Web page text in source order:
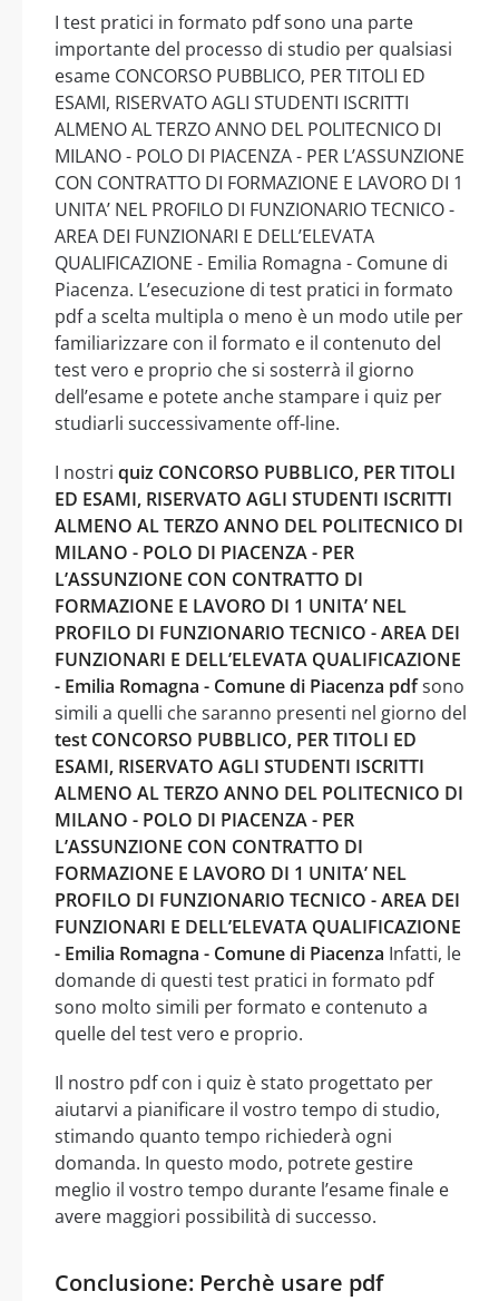
I test pratici in formato pdf sono una parte
importante del processo di studio per qualsiasi
esame CONCORSO PUBBLICO, PER TITOLI ED
ESAMI, RISERVATO AGLI STUDENTI ISCRITTI
ALMENO AL TERZO ANNO DEL POLITECNICO DI
MILANO - POLO DI PIACENZA - PER L’ASSUNZIONE
CON CONTRATTO DI FORMAZIONE E LAVORO DI 1
UNITA’ NEL PROFILO DI FUNZIONARIO TECNICO -
AREA DEI FUNZIONARI E DELL’ELEVATA
QUALIFICAZIONE - Emilia Romagna - Comune di
Piacenza. L’esecuzione di test pratici in formato
pdf a scelta multipla o meno è un modo utile per
familiarizzare con il formato e il contenuto del
test vero e proprio che si sosterrà il giorno
dell’esame e potete anche stampare i quiz per
studiarli successivamente off-line.
I nostri quiz CONCORSO PUBBLICO, PER TITOLI
ED ESAMI, RISERVATO AGLI STUDENTI ISCRITTI
ALMENO AL TERZO ANNO DEL POLITECNICO DI
MILANO - POLO DI PIACENZA - PER
L’ASSUNZIONE CON CONTRATTO DI
FORMAZIONE E LAVORO DI 1 UNITA’ NEL
PROFILO DI FUNZIONARIO TECNICO - AREA DEI
FUNZIONARI E DELL’ELEVATA QUALIFICAZIONE
- Emilia Romagna - Comune di Piacenza pdfsono
simili a quelli che saranno presenti nel giorno del
test CONCORSO PUBBLICO, PER TITOLI ED
ESAMI, RISERVATO AGLI STUDENTI ISCRITTI
ALMENO AL TERZO ANNO DEL POLITECNICO DI
MILANO - POLO DI PIACENZA - PER
L’ASSUNZIONE CON CONTRATTO DI
FORMAZIONE E LAVORO DI 1 UNITA’ NEL
PROFILO DI FUNZIONARIO TECNICO - AREA DEI
FUNZIONARI E DELL’ELEVATA QUALIFICAZIONE
- Emilia Romagna - Comune di Piacenza Infatti, le
domande di questi test pratici in formato pdf
sono molto simili per formato e contenuto a
quelle del test vero e proprio.
Il nostro pdf con i quiz è stato progettato per
aiutarvi a pianificare il vostro tempo di studio,
stimando quanto tempo richiederà ogni
domanda. In questo modo, potrete gestire
meglio il vostro tempo durante l’esame finale e
avere maggiori possibilità di successo.
Conclusione: Perchè usare pdf